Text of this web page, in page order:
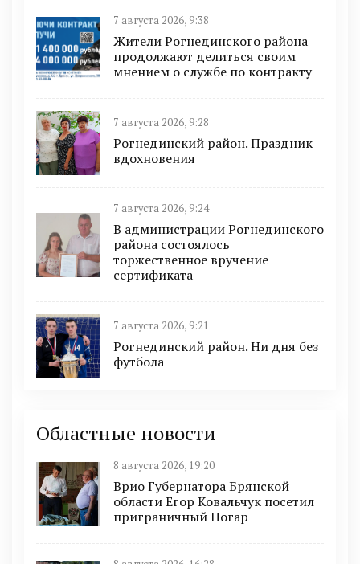
7 августа 2026, 9:38
Жители Рогнединского района
продолжают делиться своим
мнением о службе по контракту
7 августа 2026, 9:28
Рогнединский район. Праздник
вдохновения
7 августа 2026, 9:24
В администрации Рогнединского
района состоялось
торжественное вручение
сертификата
7 августа 2026, 9:21
Рогнединский район. Ни дня без
футбола
Областные новости
8 августа 2026, 19:20
Врио Губернатора Брянской
области Егор Ковальчук посетил
приграничный Погар